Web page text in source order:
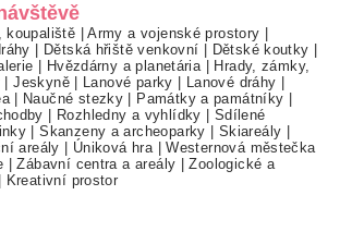
koupaliště |Army a vojenské prostory
Dětská hřiště venkovní Dětské koutky
Hvězdárny a planetária
Hrady, zámky,
|Jeskyně| Lanové parky Lanové dráhy
| Naučné stezky Památky a památníky
Rozhledny a vyhlídky
Sdílené
|Skanzeny a archeoparky Skiareály
areály
Úniková hra |Westernová městečka
|Zábavní centra a areály |Zoologické a
Kreativní prostor